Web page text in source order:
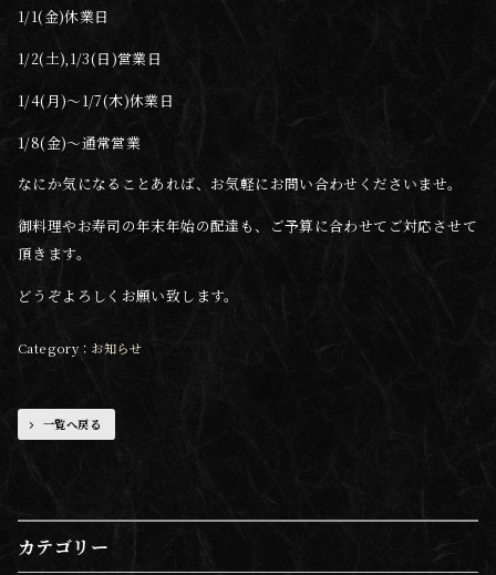
1/1(金)休業日
1/2(土),1/3(日)営業日
1/4(月)〜1/7(木)休業日
1/8(金)〜通常営業
なにか気になることあれば、お気軽にお問い合わせくださいませ。
御料理やお寿司の年末年始の配達も、ご予算に合わせてご対応させて
頂きます。
どうぞよろしくお願い致します。
お知らせ
一覧へ戻る
カテゴリー